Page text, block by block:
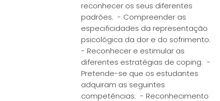
reconhecer os seus diferentes
padrões. - Compreender as
especificidades da representação
psicológica da dor e do sofrimento.
- Reconhecer e estimular as
diferentes estratégias de coping. -
Pretende-se que os estudantes
adquiram as seguintes
competências: - Reconhecimento